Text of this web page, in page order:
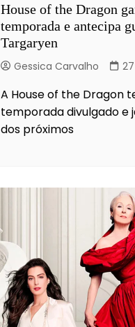
House of the Dragon
temporada e antecipa
Targaryen
Gessica Carvalho
A House of the Dragon
temporada divulgado e
dos próximos